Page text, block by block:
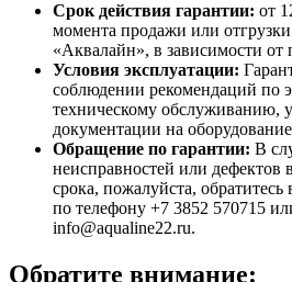
Срок действия гарантии: от
момента продажи или
«Аквалайн», в зависимости от
Условия эксплуатации:
соблюдении рекомендаций по
техническому обслуживанию,
документации на
Обращение по гарантии: В
неисправностей или дефектов
срока, пожалуйста,
по телефону +7 3852 570715
info@aqualine22.ru.
Обратите внимание: